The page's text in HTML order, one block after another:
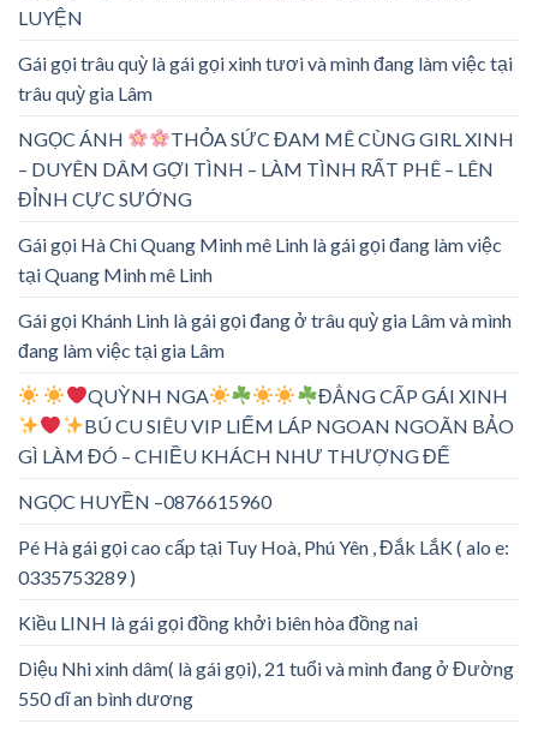
LUYỆN
Gái gọi trâu quỳ là gái gọi xinh tươi và mình đang làm việc tại
trâu quỳ gia Lâm
NGỌC ÁNH
THỎA SỨC ĐAM MÊ CÙNG GIRL XINH
– DUYÊN DÂM GỢI TÌNH – LÀM TÌNH RẤT PHÊ – LÊN
ĐỈNH CỰC SƯỚNG
Gái gọi Hà Chi Quang Minh mê Linh là gái gọi đang làm việc
tại Quang Minh mê Linh
Gái gọi Khánh Linh là gái gọi đang ở trâu quỳ gia Lâm và mình
đang làm việc tại gia Lâm
QUỲNH NGA
ĐẲNG CẤP GÁI XINH
BÚ CU SIÊU VIP LIẾM LÁP NGOAN NGOÃN BẢO
GÌ LÀM ĐÓ – CHIỀU KHÁCH NHƯ THƯỢNG ĐẾ
NGỌC HUYỀN –0876615960
Pé Hà gái gọi cao cấp tại Tuy Hoà, Phú Yên , Đắk LắK ( alo e:
0335753289 )
Kiều LINH là gái gọi đồng khởi biên hòa đồng nai
Diệu Nhi xinh dâm( là gái gọi), 21 tuổi và mình đang ở Đường
550 dĩ an bình dương